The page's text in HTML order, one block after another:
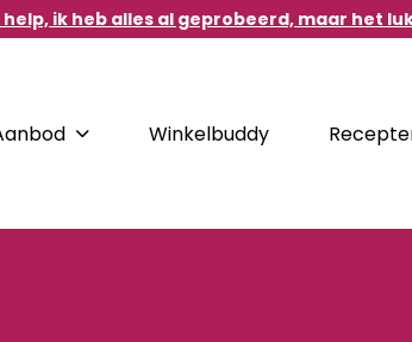
help, ik heb alles al geprobeerd, maar het
Winkelbuddy